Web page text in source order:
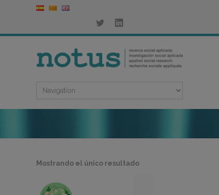
Mostrando el único resultado